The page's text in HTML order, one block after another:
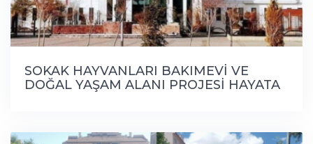
SOKAK HAYVANLARI BAKIMEVİ VE
DOĞAL YAŞAM ALANI PROJESİ HAYATA